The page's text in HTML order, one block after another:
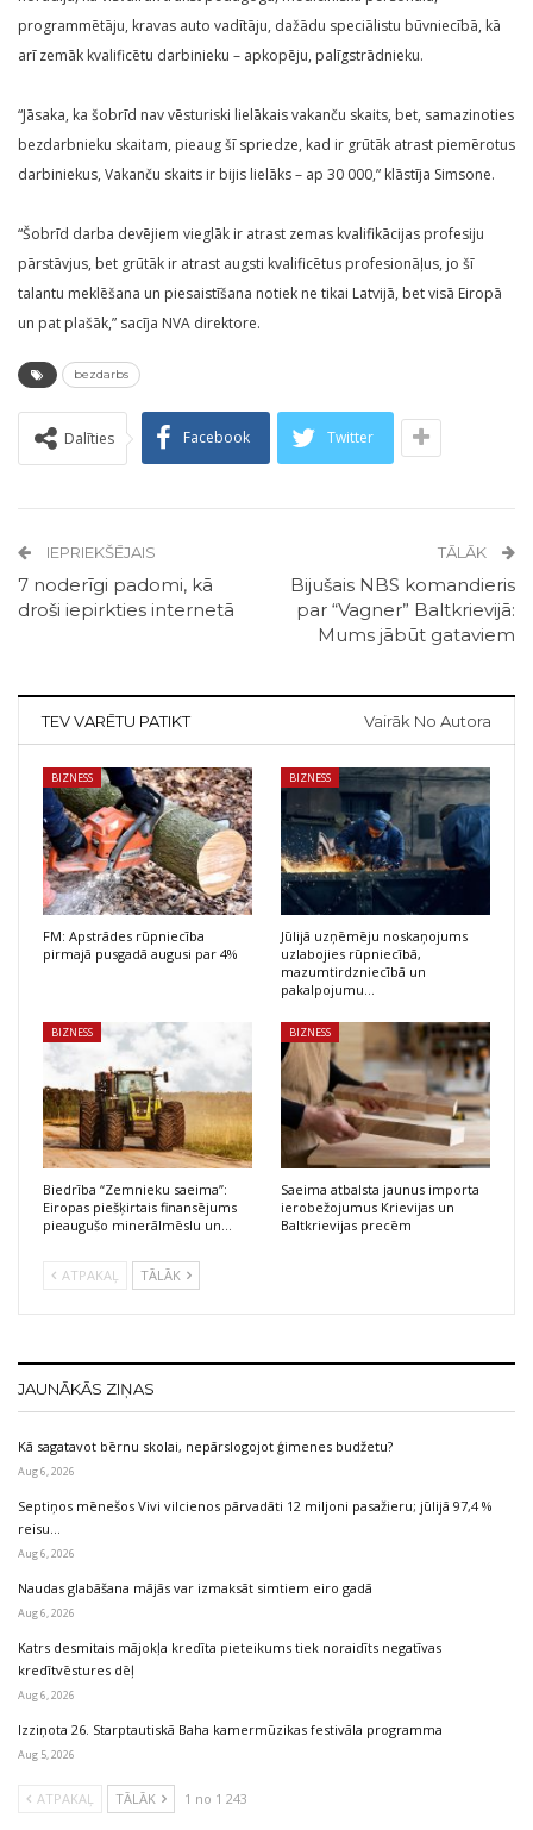
programmētāju, kravas auto vadītāju, dažādu speciālistu būvniecībā, kā
arī zemāk kvalificētu darbinieku – apkopēju, palīgstrādnieku.
“Jāsaka, ka šobrīd nav vēsturiski lielākais vakanču skaits, bet, samazinoties
bezdarbnieku skaitam, pieaug šī spriedze, kad ir grūtāk atrast piemērotus
darbiniekus, Vakanču skaits ir bijis lielāks – ap 30 000,” klāstīja Simsone.
“Šobrīd darba devējiem vieglāk ir atrast zemas kvalifikācijas profesiju
pārstāvjus, bet grūtāk ir atrast augsti kvalificētus profesionāļus, jo šī
talantu meklēšana un piesaistīšana notiek ne tikai Latvijā, bet visā Eiropā
un pat plašāk,” sacīja NVA direktore.
bezdarbs
Dalīties Facebook Twitter
IEPRIEKŠĒJAIS
7 noderīgi padomi, kā
droši iepirkties internetā
TĀLĀK
Bijušais NBS komandieris
par “Vagner” Baltkrievijā:
Mums jābūt gataviem
TEV VARĒTU PATIKT Vairāk No Autora
BIZNESS
FM: Apstrādes rūpniecība
pirmajā pusgadā augusi par 4%
BIZNESS
Jūlijā uzņēmēju noskaņojums
uzlabojies rūpniecībā,
mazumtirdzniecībā un
pakalpojumu…
BIZNESS
Biedrība “Zemnieku saeima”:
Eiropas piešķirtais finansējums
pieaugušo minerālmēslu un…
BIZNESS
Saeima atbalsta jaunus importa
ierobežojumus Krievijas un
Baltkrievijas precēm
ATPAKAĻ TĀLĀK
JAUNĀKĀS ZIŅAS
Kā sagatavot bērnu skolai, nepārslogojot ģimenes budžetu?
Aug 6, 2026
Septiņos mēnešos Vivi vilcienos pārvadāti 12 miljoni pasažieru; jūlijā 97,4 %
reisu…
Aug 6, 2026
Naudas glabāšana mājās var izmaksāt simtiem eiro gadā
Aug 6, 2026
Katrs desmitais mājokļa kredīta pieteikums tiek noraidīts negatīvas
kredītvēstures dēļ
Aug 6, 2026
Izziņota 26. Starptautiskā Baha kamermūzikas festivāla programma
Aug 5, 2026
ATPAKAĻ TĀLĀK 1 no 1 243